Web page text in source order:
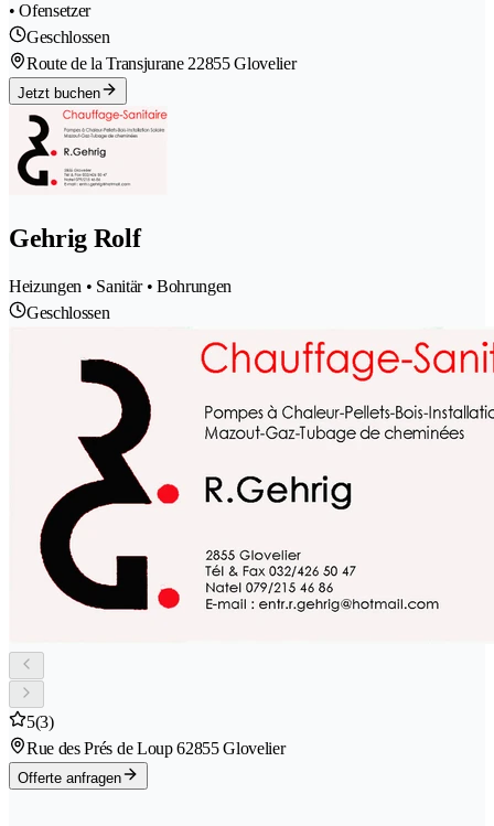
• Ofensetzer
Geschlossen
Route de la Transjurane 22855 Glovelier
Jetzt buchen
Gehrig Rolf
Heizungen • Sanitär • Bohrungen
Geschlossen
5(3)
Rue des Prés de Loup 62855 Glovelier
Offerte anfragen